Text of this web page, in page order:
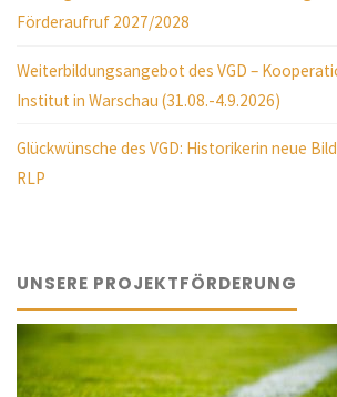
Förderaufruf 2027/2028
Weiterbildungsangebot des VGD –
Institut in Warschau (31.08.-4.9.2026)
Glückwünsche des VGD: Historikerin neue
RLP
UNSERE PROJEKTFÖRDERUNG